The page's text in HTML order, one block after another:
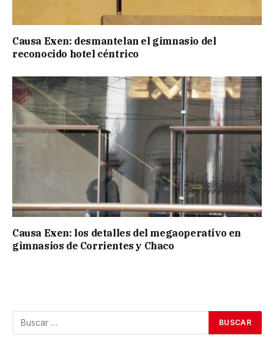
Causa Exen: desmantelan el gimnasio del
reconocido hotel céntrico
Causa Exen: los detalles del megaoperativo en
gimnasios de Corrientes y Chaco